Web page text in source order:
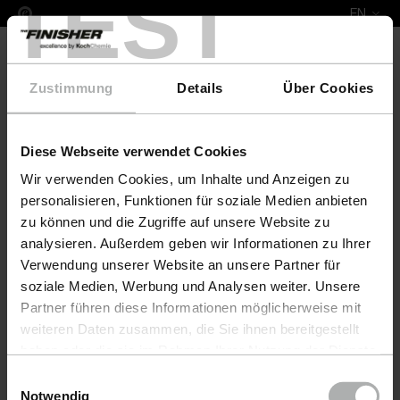
TEST
Zustimmung Details Über Cookies
Diese Webseite verwendet Cookies
Wir verwenden Cookies, um Inhalte und Anzeigen zu
personalisieren, Funktionen für soziale Medien anbieten
zu können und die Zugriffe auf unsere Website zu
analysieren. Außerdem geben wir Informationen zu Ihrer
Verwendung unserer Website an unsere Partner für
soziale Medien, Werbung und Analysen weiter. Unsere
Partner führen diese Informationen möglicherweise mit
weiteren Daten zusammen, die Sie ihnen bereitgestellt
Einstellungen zu den Cookies finden Sie unter
Notwendig
EN
Complete Leather Repair Set Gealux